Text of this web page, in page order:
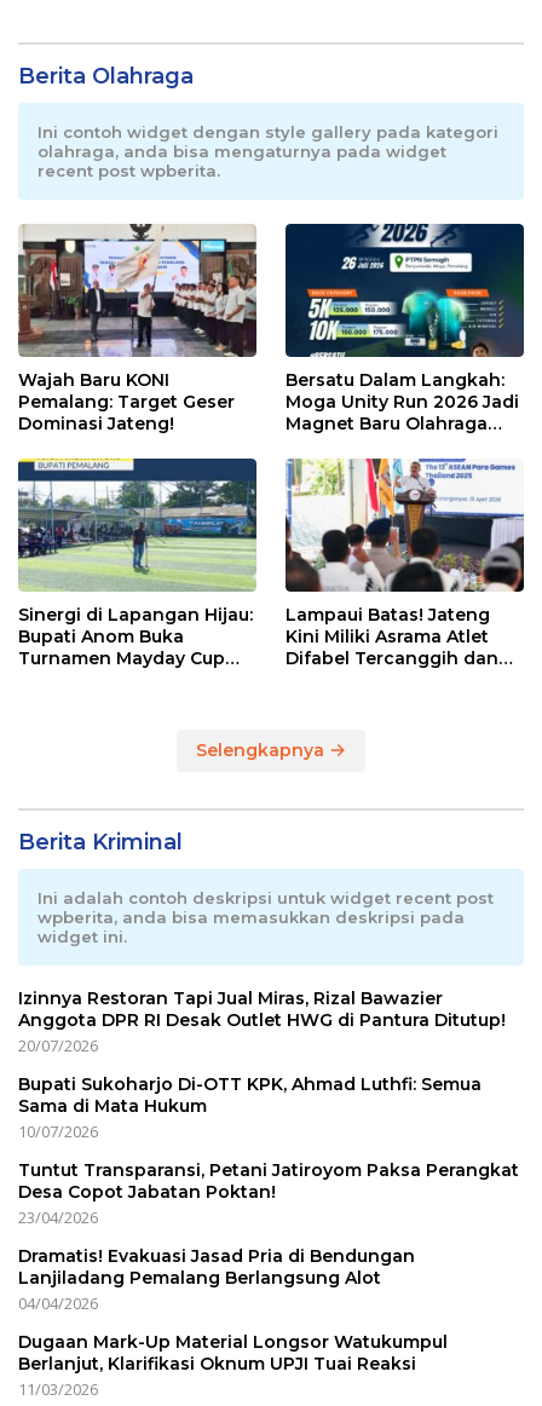
Berita Olahraga
Ini contoh widget dengan style gallery pada kategori
olahraga, anda bisa mengaturnya pada widget
recent post wpberita.
Wajah Baru KONI
Pemalang: Target Geser
Dominasi Jateng!
Bersatu Dalam Langkah:
Moga Unity Run 2026 Jadi
Magnet Baru Olahraga
Sinergi di Lapangan Hijau:
Bupati Anom Buka
Turnamen Mayday Cup
Lampaui Batas! Jateng
Kini Miliki Asrama Atlet
Difabel Tercanggih dan
Selengkapnya
Berita Kriminal
Ini adalah contoh deskripsi untuk widget recent post
wpberita, anda bisa memasukkan deskripsi pada
widget ini.
Izinnya Restoran Tapi Jual Miras, Rizal Bawazier
Anggota DPR RI Desak Outlet HWG di Pantura Ditutup!
20/07/2026
Bupati Sukoharjo Di-OTT KPK, Ahmad Luthfi: Semua
Sama di Mata Hukum
10/07/2026
Tuntut Transparansi, Petani Jatiroyom Paksa Perangkat
Desa Copot Jabatan Poktan!
23/04/2026
Dramatis! Evakuasi Jasad Pria di Bendungan
Lanjiladang Pemalang Berlangsung Alot
04/04/2026
Dugaan Mark-Up Material Longsor Watukumpul
Berlanjut, Klarifikasi Oknum UPJI Tuai Reaksi
11/03/2026